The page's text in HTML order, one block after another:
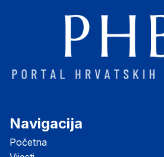
Navigacija
Početna